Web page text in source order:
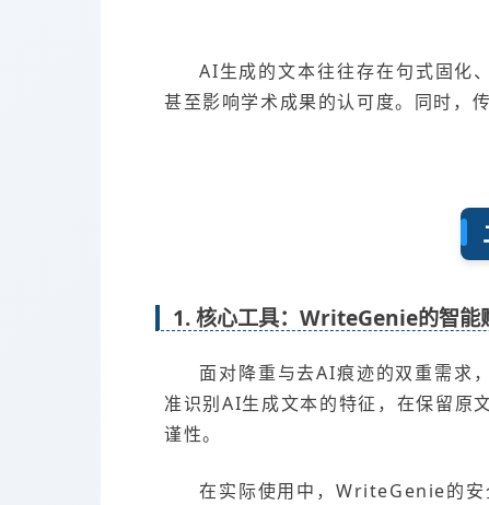
AI生成的文本往往存在句式固化
甚至影响学术成果的认可度。同时，
1. 核心工具：WriteGenie的智能
面对降重与去AI痕迹的双重需求
准识别AI生成文本的特征，在保留原
谨性。
在实际使用中，WriteGenie的安